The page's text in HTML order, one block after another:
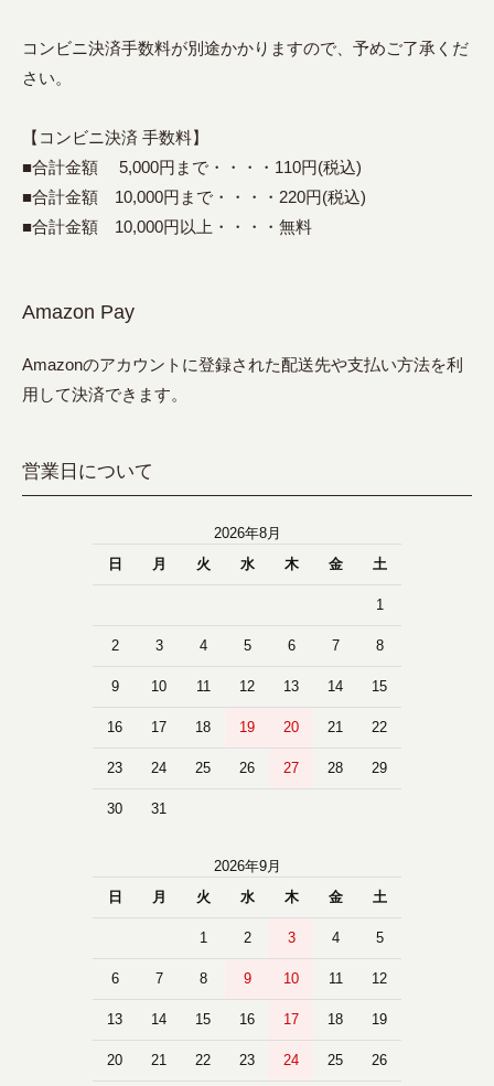
コンビニ決済手数料が別途かかりますので、予めご了承くだ
さい。
【コンビニ決済 手数料】
■合計金額 5,000円まで・・・・110円(税込)
■合計金額 10,000円まで・・・・220円(税込)
■合計金額 10,000円以上・・・・無料
Amazon Pay
Amazonのアカウントに登録された配送先や支払い方法を利
用して決済できます。
営業日について
2026年8月
日
月 火 水 木 金 土
1
2 3 4 5 6 7 8
9 10 11 12 13 14 15
16 17 18 19 20 21 22
23 24 25 26 27 28 29
30 31
2026年9月
日
月 火 水 木 金 土
1 2 3 4 5
6 7 8 9 10 11 12
13 14 15 16 17 18 19
20 21 22 23 24 25 26